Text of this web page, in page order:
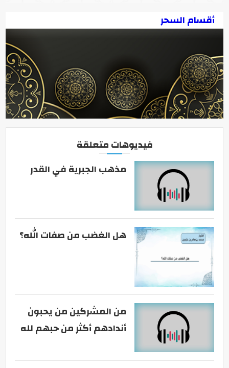
أقسام السحر
فيديوهات متعلقة
مذهب الجبرية في القدر
هل الغضب من صفات الله؟
من المشركين من يحبون
أندادهم أكثر من حبهم لله